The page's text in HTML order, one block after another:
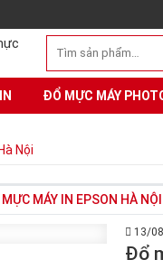
ĐỔ MỰC MÁY
Nội
MÁY IN EPSON HÀ NỘI
13/
Đổ